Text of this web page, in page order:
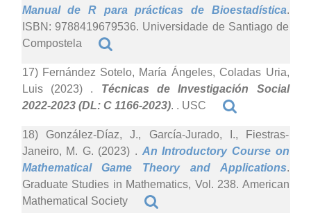
Manual de R para prácticas de Bioestadística.
ISBN: 9788419679536. Universidade de Santiago de
Compostela
17) Fernández Sotelo, María Ángeles, Coladas Uria,
Luis (2023) . Técnicas de Investigación Social
2022-2023 (DL: C 1166-2023). . USC
18) González-Díaz, J., García-Jurado, I., Fiestras-
Janeiro, M. G. (2023) . An Introductory Course on
Mathematical Game Theory and Applications.
Graduate Studies in Mathematics, Vol. 238. American
Mathematical Society